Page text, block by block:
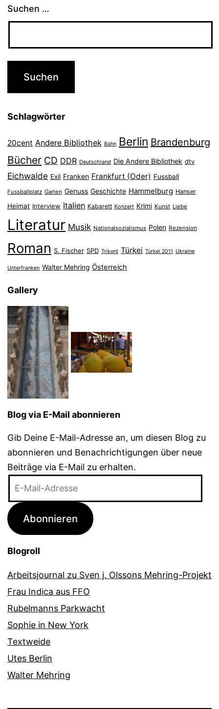
Suchen …
Schlagwörter
20cent Andere Bibliothek Bahn Berlin Brandenburg
Bücher CD DDR Deutschland Die Andere Bibliothek dtv
Eichwalde Exil Franken Frankfurt (Oder) Fussball
Fussballplatz Garten Genuss Geschichte Hammelburg Hanser
Heimat Interview Italien Kabarett Konzert Krimi Kunst Liebe
Literatur Musik Nationalsozialismus Polen Rezension
Roman S. Fischer SPD Trikont Türkei Türkei 2011 Ukraine
Unterfranken Walter Mehring Österreich
Gallery
Blog via E-Mail abonnieren
Gib Deine E-Mail-Adresse an, um diesen Blog zu
abonnieren und Benachrichtigungen über neue
Beiträge via E-Mail zu erhalten.
Adresse
Abonnieren
Blogroll
Arbeitsjournal zu Sven j. Olssons Mehring-Projekt
Frau Indica aus FFO
Rubelmanns Parkwacht
Sophie in New York
Textweide
Utes Berlin
Walter Mehring